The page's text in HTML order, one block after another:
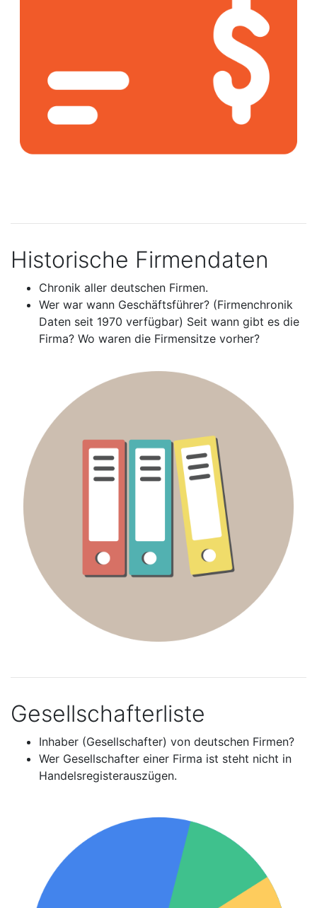
Historische Firmendaten
Chronik aller deutschen Firmen.
Wer war wann Geschäftsführer? (Firmenchronik
Daten seit 1970 verfügbar) Seit wann gibt es die
Firma? Wo waren die Firmensitze vorher?
Gesellschafterliste
Inhaber (Gesellschafter) von deutschen Firmen?
Wer Gesellschafter einer Firma ist steht nicht in
Handelsregisterauszügen.